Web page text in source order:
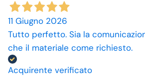
11 Giugno 2026
Tutto perfetto. Sia la
che il materiale come richiesto.
Acquirente verificato